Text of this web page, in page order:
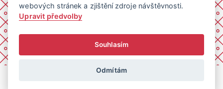
webových stránek a zjištění zdroje návštěvnosti.
Upravit předvolby
Souhlasím
Odmítám